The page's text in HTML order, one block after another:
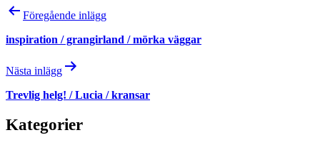
Inläggsnavigering
Föregående inlägg
inspiration / grangirland / mörka väggar
Nästa inlägg
Trevlig helg! / Lucia / kransar
Kategorier